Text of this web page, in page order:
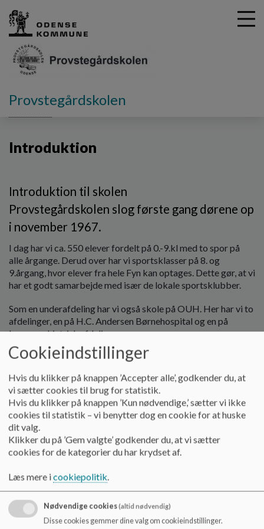
Provstegårdskolen
Introduktion
Introduktion til skolen
Provstegårdskolen slog første gang dørene op
i november 1967.
I dag har vi ca. 550 elever fordelt på 0.-9.kl med to spor på
alle årgange. Derud over har vi sportsklasser på 8. og
9.årgang, hvor elever fra hele Fyn kan optages. Dette gør, at vi
har et godt samarbejde med især de lokale sportsklubber.
Som en underafdeling har vi også skole på OUH. Her har vi to
afdelinger, en på H.C. Andersen Børnehospital og en på
børnepsykiatrisk afdeling.
Provstegårdskolen er en skole, hvor
Såvel børn som voksne skal have mulighed for udvikling og
læring.
Skolens personale er organiseret i teams omkring årgangene
og indgår desuden i fagteams omkring deres fag både på
tværs af hele skolen og afdelingsvis. Disse teams er med til at
men også at fagene har en rød tråd gennem hele
skoleforløbet og løbende udvikles.
Vi har tradition for et højt fagligt niveau og arbejder
Cookieindstillinger
Hvis du klikker på knappen ’Accepter alle’, godkender du, at
vi sætter cookies til brug for statistik.
Hvis du klikker på knappen ’Kun nødvendige,’ sætter vi ikke
cookies til statistik – vi benytter dog en cookie for at huske
dit valg.
Klikker du på ’Gem valgte’ godkender du, at vi sætter
cookies for de kategorier du har krydset af.
Læs mere icookiepolitik.
Nødvendige cookies(altid nødvendig)
Disse cookies gemmer dine valg om cookieindstillinger.